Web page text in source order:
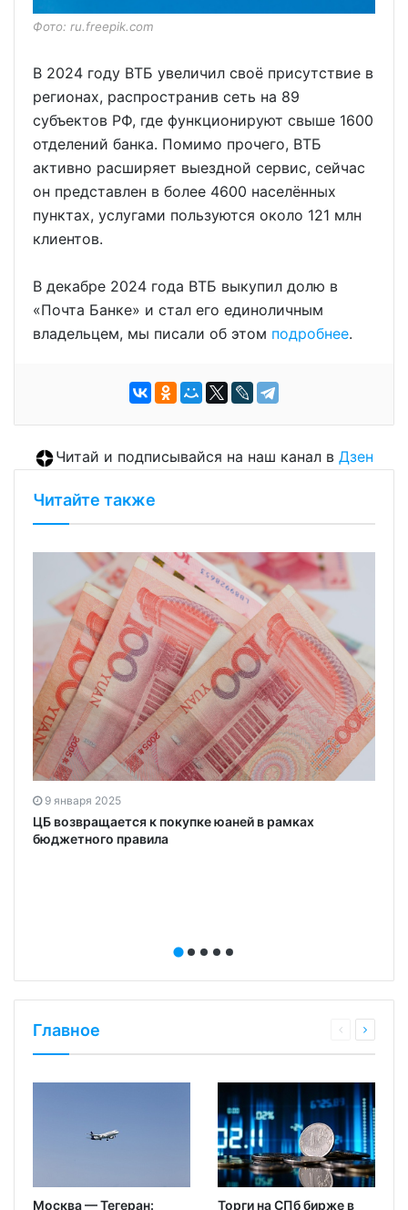
Фото: ru.freepik.com
В 2024 году ВТБ увеличил своё присутствие в
регионах, распространив сеть на 89
субъектов РФ, где функционируют свыше 1600
отделений банка. Помимо прочего, ВТБ
активно расширяет выездной сервис, сейчас
он представлен в более 4600 населённых
пунктах, услугами пользуются около 121 млн
клиентов.
В декабре 2024 года ВТБ выкупил долю в
«Почта Банке» и стал его единоличным
владельцем, мы писали об этом подробнее.
Читай и подписывайся на наш канал в Дзен
Читайте также
9 января 2025
ЦБ возвращается к покупке юаней в рамках
бюджетного правила
Главное
Москва — Тегеран: Торги на СПб бирже в